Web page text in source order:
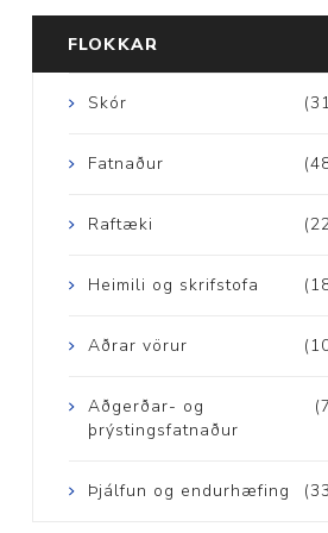
FLOKKAR
Skór
Fatnaður
Raftæki
Heimili og skrifstofa
Aðrar vörur
Aðgerðar- og
þrýstingsfatnaður
Þjálfun og endurhæfing